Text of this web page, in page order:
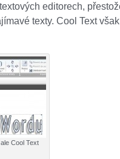
editorech,
texty. Cool Text
Cool Text